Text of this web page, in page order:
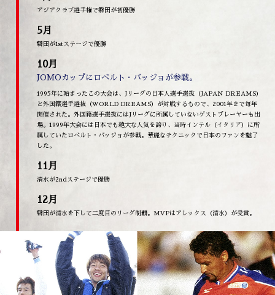
アジアクラブ選手権で磐田が初優勝
5月
磐田が1stステージで優勝
10月
JOMOカップにロベルト・バッジョが参戦。
1995年に始まったこの大会は、Jリーグの日本人選手選抜（JAPAN DREAMS）
と外国籍選手選抜（WORLD DREAMS）が対戦するもので、2001年まで毎年
開催された。外国籍選手選抜にはJリーグに所属していないゲストプレーヤーも出
場。1999年大会には日本でも絶大な人気を誇り、当時インテル（イタリア）に所
属していたロベルト・バッジョが参戦。華麗なテクニックで日本のファンを魅了
した。
11月
清水が2ndステージで優勝
12月
磐田が清水を下して二度目のリーグ制覇。MVPはアレックス（清水）が受賞。